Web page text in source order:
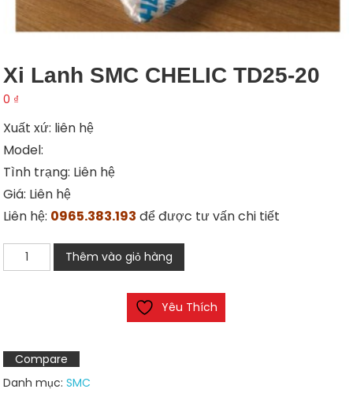
Xi Lanh SMC CHELIC TD25-20
0 ₫
Xuất xứ: liên hệ
Model:
Tình trạng: Liên hệ
Giá: Liên hệ
Liên hệ: 0965.383.193 để được tư vấn chi tiết
lanh
20
số
lượng
Thêm vào giỏ hàng
Yêu Thích
Compare
Danh mục:SMC